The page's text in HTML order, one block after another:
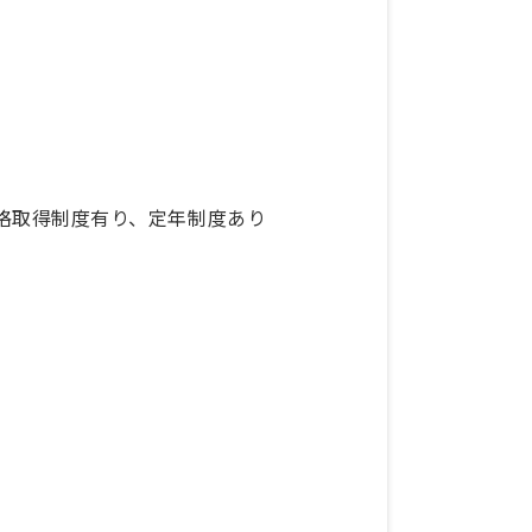
得制度有り、定年制度あり